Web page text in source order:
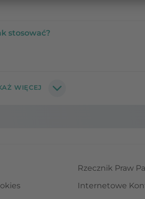
stosować?
Rzecznik Praw
Internetowe